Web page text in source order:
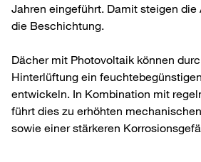
Jahren eingeführt. Damit steigen die
die Beschichtung.
Dächer mit Photovoltaik können
Hinterlüftung ein
entwickeln. In Kombination mit
führt dies zu erhöhten
sowie einer stärkeren